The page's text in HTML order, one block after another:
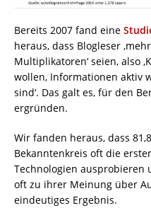
Bereits 2007 fand eine
heraus, dass Blogleser
Multiplikatoren‘ seien, also
wollen, Informationen aktiv
sind‘. Das galt es, für den
ergründen.
Wir fanden heraus, dass
Bekanntenkreis oft die
Technologien ausprobieren
oft zu ihrer Meinung über
eindeutiges Ergebnis.